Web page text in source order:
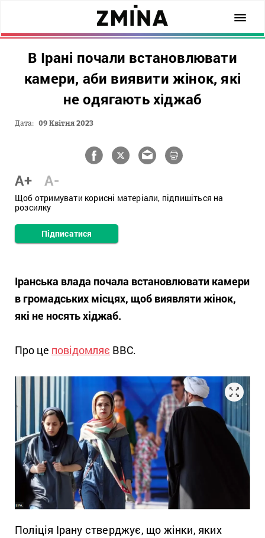
В Ірані почали встановлювати
камери, аби виявити жінок, які
не одягають хіджаб
Дата: 09 Квітня 2023
A+ A-
Щоб отримувати корисні матеріали, підпишіться на
розсилку
Підписатися
Іранська влада почала встановлювати камери
в громадських місцях, щоб виявляти жінок,
які не носять хіджаб.
Про це повідомляє BBC.
Поліція Ірану стверджує, що жінки, яких